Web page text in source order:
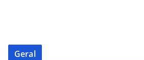
Geral